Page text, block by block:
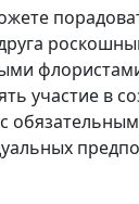
участие в